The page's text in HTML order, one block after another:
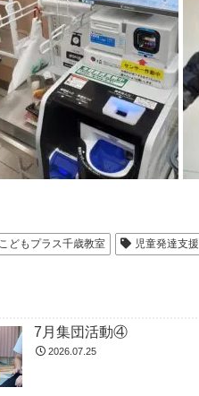
こどもプラス千歳教室 児童発達支援
7月集団活動④
2026.07.25